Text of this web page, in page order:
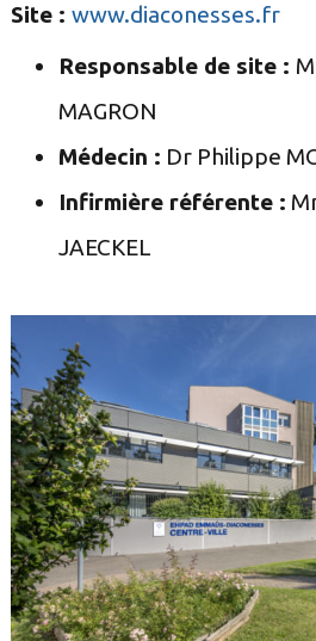
Site : www.diaconesses.fr
Responsable de site :
MAGRON
Médecin : Dr Philippe
Infirmière référente :
JAECKEL